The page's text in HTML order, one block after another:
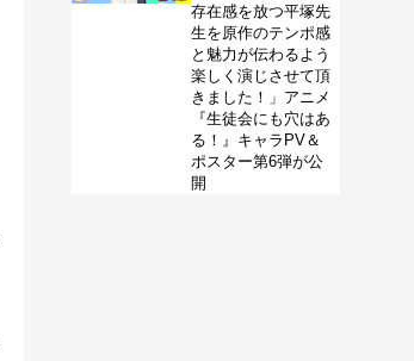
存在感を放つ平塚先
生を原作のテンポ感
と魅力が伝わるよう
楽しく演じさせて頂
きました！」アニメ
『生徒会にも穴はあ
る！』キャラPV＆
ポスター第6弾が公
開